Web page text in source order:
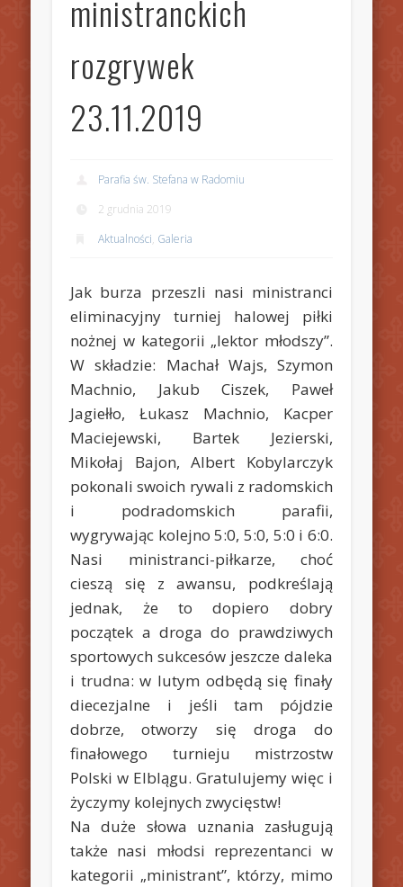
ministranckich
rozgrywek
23.11.2019
Parafia św. Stefana w Radomiu
2 grudnia 2019
Aktualności, Galeria
Jak burza przeszli nasi ministranci
eliminacyjny turniej halowej piłki
nożnej w kategorii „lektor młodszy”.
W składzie: Machał Wajs, Szymon
Machnio, Jakub Ciszek, Paweł
Jagiełło, Łukasz Machnio, Kacper
Maciejewski, Bartek Jezierski,
Mikołaj Bajon, Albert Kobylarczyk
pokonali swoich rywali z radomskich
i podradomskich parafii,
wygrywając kolejno 5:0, 5:0, 5:0 i 6:0.
Nasi ministranci-piłkarze, choć
cieszą się z awansu, podkreślają
jednak, że to dopiero dobry
początek a droga do prawdziwych
sportowych sukcesów jeszcze daleka
i trudna: w lutym odbędą się finały
diecezjalne i jeśli tam pójdzie
dobrze, otworzy się droga do
finałowego turnieju mistrzostw
Polski w Elblągu. Gratulujemy więc i
życzymy kolejnych zwycięstw!
Na duże słowa uznania zasługują
także nasi młodsi reprezentanci w
kategorii „ministrant”, którzy, mimo